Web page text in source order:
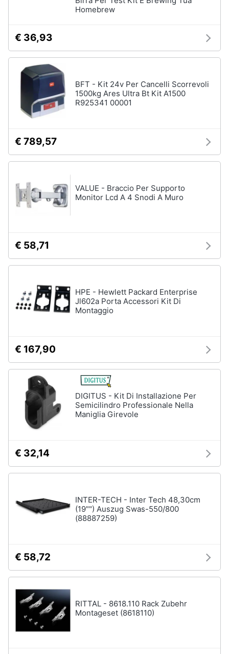
Homebrew
€ 36,93
BFT - Kit 24v Per Cancelli Scorrevoli
1500kg Ares Ultra Bt Kit A1500
R925341 00001
€ 789,57
VALUE - Braccio Per Supporto
Monitor Lcd A 4 Snodi A Muro
€ 58,71
HPE - Hewlett Packard Enterprise
Jl602a Porta Accessori Kit Di
Montaggio
€ 167,90
DIGITUS - Kit Di Installazione Per
Semicilindro Professionale Nella
Maniglia Girevole
€ 32,14
INTER-TECH - Inter Tech 48,30cm
(19"") Auszug Swas-550/800
(88887259)
€ 58,72
RITTAL - 8618.110 Rack Zubehr
Montageset (8618110)